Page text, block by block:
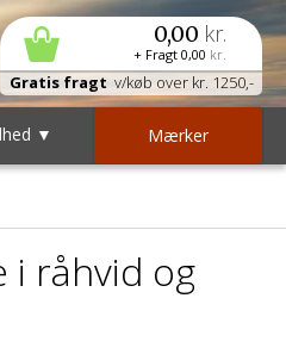
0,00 kr.
+ Fragt 0,00 kr.
Gratis fragt v/køb over kr. 1250,-
▼ Mærker
i råhvid og